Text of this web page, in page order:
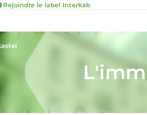
Rejoindre le label Interkab